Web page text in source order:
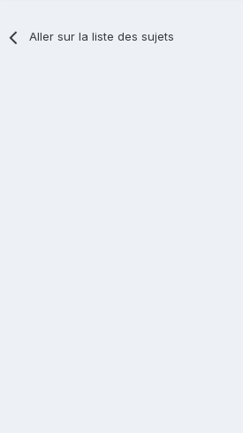
Aller sur la liste des sujets